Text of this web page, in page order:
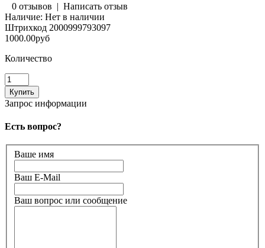
0 отзывов | Написать отзыв
Наличие: Нет в наличии
Штрихкод 2000999793097
1000.00руб
Количество
Запрос информации
Есть вопрос?
Ваше имя
Ваш E-Mail
Ваш вопрос или сообщение